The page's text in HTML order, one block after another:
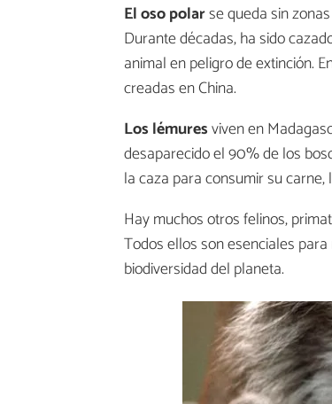
El oso polarse queda sin
Durante décadas, ha sido
animal en peligro de extinción.
creadas en China.
Los lémuresviven en
desaparecido el 90% de los
la caza para consumir su
Hay muchos otros felinos,
Todos ellos son esenciales
biodiversidad del planeta.